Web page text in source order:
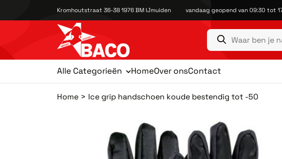
Kromhoutstraat 36-38 1976 BM IJmuiden vandaag geopend van 09:30 tot
Alle Categorieën HomeOver onsContact
Home Ice grip handschoen koude bestendig tot -50